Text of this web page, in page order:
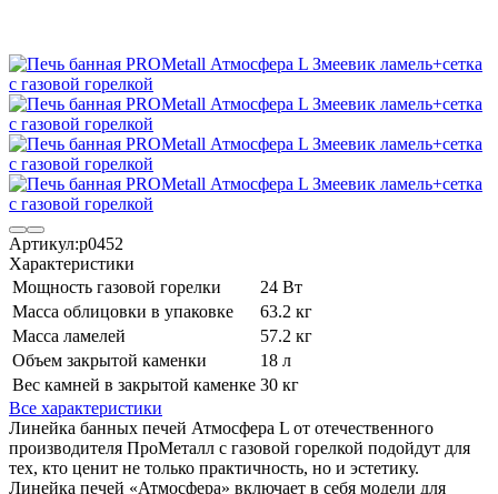
Артикул:p0452
Характеристики
Мощность газовой горелки
24 Вт
Масса облицовки в упаковке
63.2 кг
Масса ламелей
57.2 кг
Объем закрытой каменки
18 л
Вес камней в закрытой каменке 30 кг
Все характеристики
Линейка банных печей Атмосфера L от отечественного
производителя ПроМеталл с газовой горелкой подойдут для
тех, кто ценит не только практичность, но и эстетику.
Линейка печей «Атмосфера» включает в себя модели для